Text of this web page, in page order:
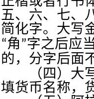
五、六、七、
简化字。大写
“角 ”字之后应
的，分字后面
（四）大写
填货币名称，